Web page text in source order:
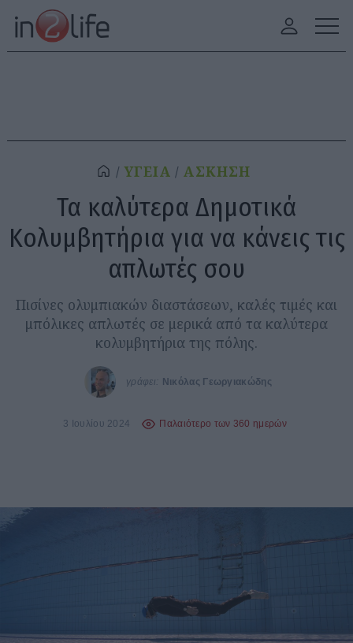
ΥΓΕΙΑ ΑΣΚΗΣΗ
Τα καλύτερα Δημοτικά
Κολυμβητήρια για να κάνεις τις
απλωτές σου
Πισίνες ολυμπιακών διαστάσεων, καλές τιμές και
μπόλικες απλωτές σε μερικά από τα καλύτερα
κολυμβητήρια της πόλης.
γράφει: Νικόλας Γεωργιακώδης
3 Ιουλίου 2024 Παλαιότερο των 360 ημερών